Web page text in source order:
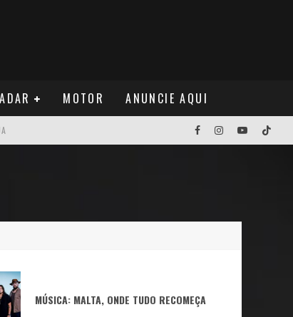
MOTOR ANUNCIE AQUI
MÚSICA: MALTA, ONDE TUDO RECOMEÇA